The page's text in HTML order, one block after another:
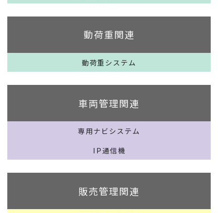
動荷重関連
動荷重システム
車両管理関連
専用ナビシステム
IP通信機
販売管理関連